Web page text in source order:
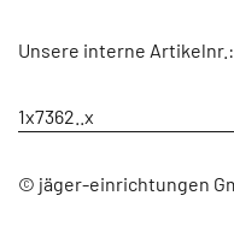
Unsere interne Artikelnr.:
1x7362..x
© jäger-einrichtungen